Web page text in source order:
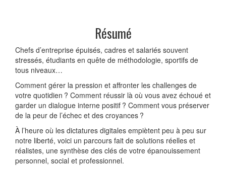
Résumé
Chefs d’entreprise épuisés, cadres et salariés souvent
stressés, étudiants en quête de méthodologie, sportifs de
tous niveaux…
Comment gérer la pression et affronter les challenges de
votre quotidien ? Comment réussir là où vous avez échoué et
garder un dialogue interne positif ? Comment vous préserver
de la peur de l’échec et des croyances ?
À l’heure où les dictatures digitales empiètent peu à peu sur
notre liberté, voici un parcours fait de solutions réelles et
réalistes, une synthèse des clés de votre épanouissement
personnel, social et professionnel.